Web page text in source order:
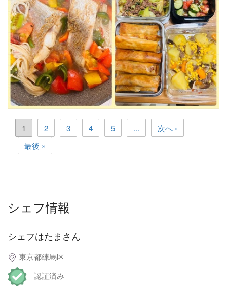
1 2 3 4 5 ...
次へ ›
最後 »
シェフ情報
シェフはたまさん
東京都練馬区
認証済み